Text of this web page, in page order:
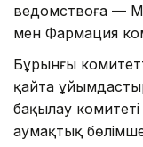
ведомствоға —
мен Фармация
Бұрынғы
қайта
бақылау
аумақтық